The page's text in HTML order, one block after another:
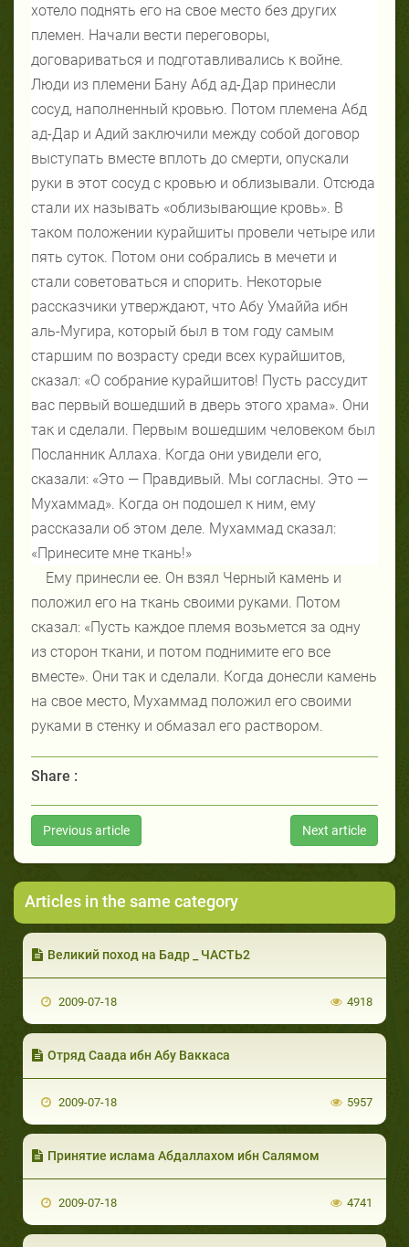
хотело поднять его на свое место без других
племен. Начали вести переговоры,
договариваться и подготавливались к войне.
Люди из племени Бану Абд ад-Дар принесли
сосуд, наполненный кровью. Потом племена Абд
ад-Дар и Адий заключили между собой договор
выступать вместе вплоть до смерти, опускали
руки в этот сосуд с кровью и облизывали. Отсюда
стали их называть «облизывающие кровь». В
таком положении курайшиты провели четыре или
пять суток. Потом они собрались в мечети и
стали советоваться и спорить. Некоторые
рассказчики утверждают, что Абу Умаййа ибн
аль-Мугира, который был в том году самым
старшим по возрасту среди всех курайшитов,
сказал: «О собрание курайшитов! Пусть рассудит
вас первый вошедший в дверь этого храма». Они
так и сделали. Первым вошедшим человеком был
Посланник Аллаха. Когда они увидели его,
сказали: «Это — Правдивый. Мы согласны. Это —
Мухаммад». Когда он подошел к ним, ему
рассказали об этом деле. Мухаммад сказал:
«Принесите мне ткань!»
Ему принесли ее. Он взял Черный камень и
положил его на ткань своими руками. Потом
сказал: «Пусть каждое племя возьмется за одну
из сторон ткани, и потом поднимите его все
вместе». Они так и сделали. Когда донесли камень
на свое место, Мухаммад положил его своими
руками в стенку и обмазал его раствором.
Share :
Previous article Next article
Articles in the same category
Великий поход на Бадр _ ЧАСТЬ2
2009-07-18 4918
Отряд Саада ибн Абу Ваккаса
2009-07-18 5957
Принятие ислама Абдаллахом ибн Салямом
2009-07-18 4741